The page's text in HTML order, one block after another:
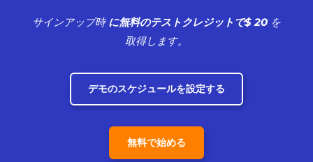
サインアップ時に無料のテストクレジットで$ 20を
取得します。
デモのスケジュールを設定する
無料で始める